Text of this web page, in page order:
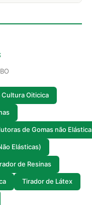
Cultura Oiticica
de Gomas não
Elásticas)
de Resinas
Tirador de Látex